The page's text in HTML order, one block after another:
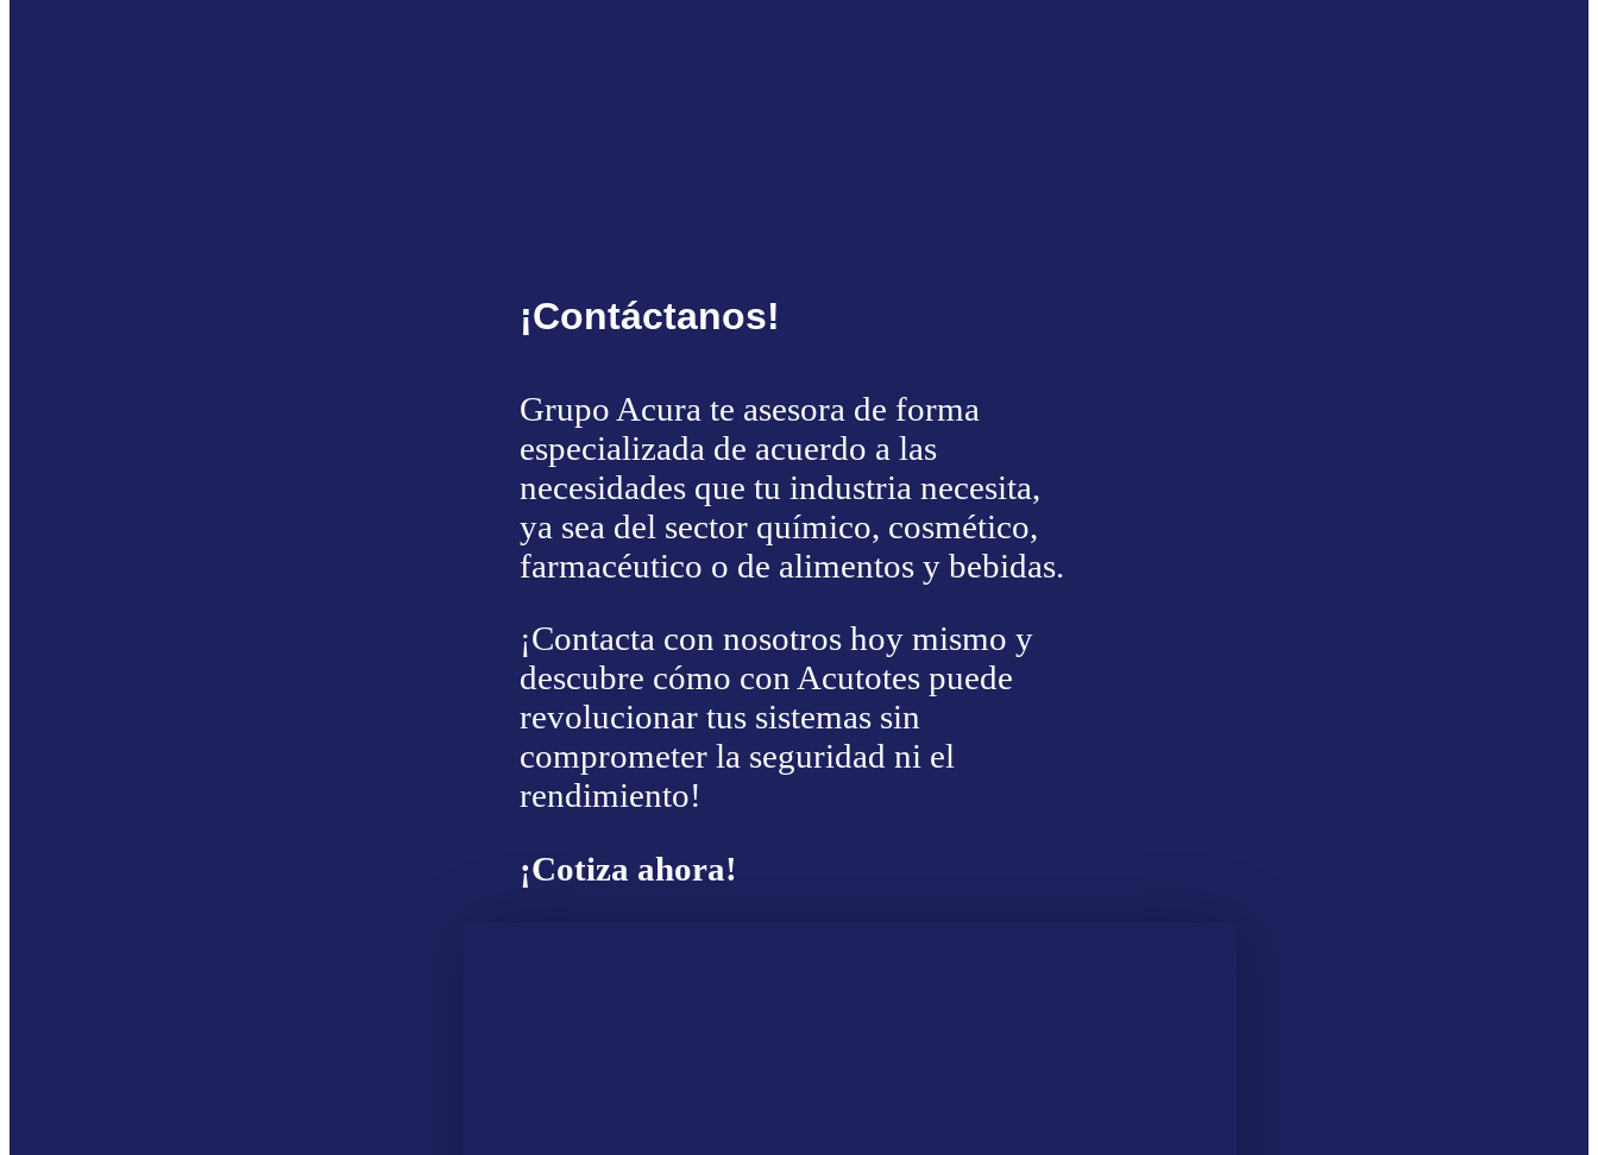
¡Contáctanos!
Grupo Acura te asesora de forma
especializada de acuerdo a las
necesidades que tu industria necesita,
ya sea del sector químico, cosmético,
farmacéutico o de alimentos y bebidas.
¡Contacta con nosotros hoy mismo y
descubre cómo con Acutotes puede
revolucionar tus sistemas sin
comprometer la seguridad ni el
rendimiento!
¡Cotiza ahora!